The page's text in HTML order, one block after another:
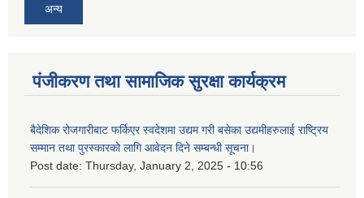
अन्य
पंजीकरण तथा सामाजिक सुरक्षा कार्यक्रम
बैदेशिक रोजगारीबाट फर्किएर स्वदेशमा उद्यम गरी बसेका उद्यमीहरुलाई राष्‍ट्रिय
सम्मान तथा पुरस्कारको लागि आवेदन दिने सम्बन्धी सूचना।
Post date: Thursday, January 2, 2025 - 10:56